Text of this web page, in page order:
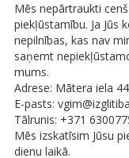
Mēs nepārtraukti
piekļūstamību. Ja Jūs
nepilnības, kas nav
saņemt
mums.
Adrese: Mātera iela
E-pasts:
Tālrunis: +371
Mēs izskatīsim Jūsu
dienu laikā.